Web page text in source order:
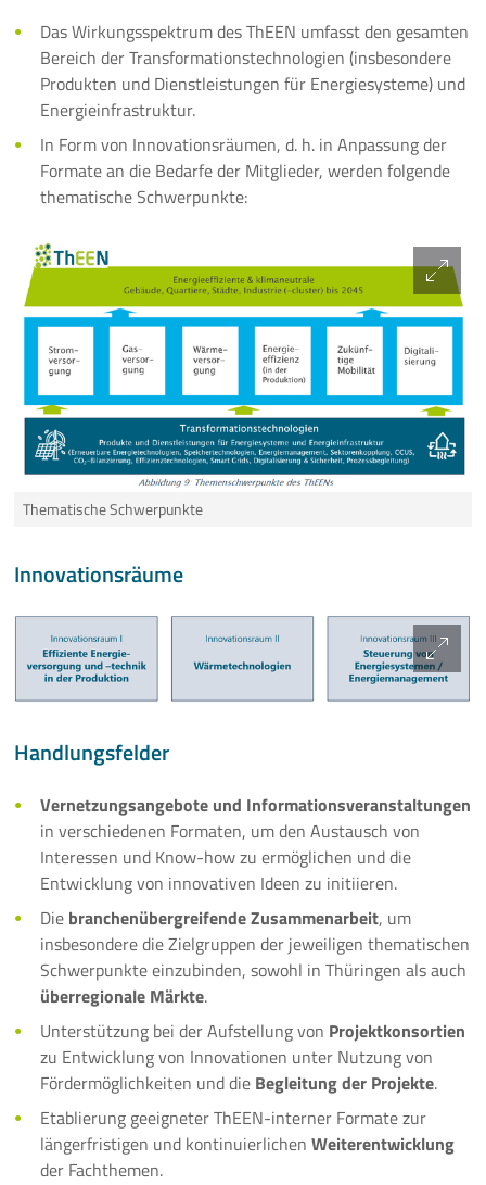
Aktuelles
Mehr
Das Wirkungsspektrum des ThEEN umfasst den gesamten
Bereich der Transformationstechnologien (insbesondere
Produkten und Dienstleistungen für Energiesysteme) und
Energieinfrastruktur.
In Form von Innovationsräumen, d. h. in Anpassung der
Formate an die Bedarfe der Mitglieder, werden folgende
thematische Schwerpunkte:
Thematische Schwerpunkte
Innovationsräume
Handlungsfelder
Vernetzungsangebote und Informationsveranstaltungen
in verschiedenen Formaten, um den Austausch von
Interessen und Know-how zu ermöglichen und die
Entwicklung von innovativen Ideen zu initiieren.
Die branchenübergreifende Zusammenarbeit, um
insbesondere die Zielgruppen der jeweiligen thematischen
Schwerpunkte einzubinden, sowohl in Thüringen als auch
überregionale Märkte.
Unterstützung bei der Aufstellung von Projektkonsortien
zu Entwicklung von Innovationen unter Nutzung von
Fördermöglichkeiten und die Begleitung der Projekte.
Etablierung geeigneter ThEEN-interner Formate zur
längerfristigen und kontinuierlichenWeiterentwicklung
der Fachthemen.